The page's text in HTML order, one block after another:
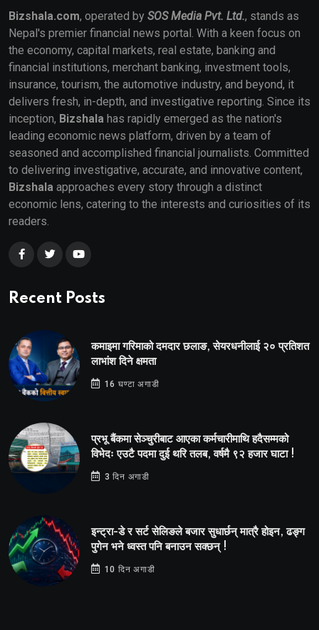
Bizshala.com, operated by SOS Media Pvt. Ltd., stands as
Nepal's premier financial news portal. With a keen focus on
the economy, capital markets, real estate, banking and
financial institutions, merchant banking, investment tools,
insurance, tourism, the automotive industry, and beyond, it
delivers fresh, in-depth, and investigative reporting. Since its
inception, Bizshala has rapidly emerged as the nation's
leading economic news platform, driven by a team of
seasoned and accomplished financial journalists. Committed
to delivering investigative, accurate, and innovative content,
Bizshala approaches every story through a distinct
economic lens, catering to the interests and curiosities of its
readers.
Recent Posts
कमाइमा गरिमाको दमदार छलाङ, सेयरधनीलाई २० प्रतिशत
लाभांश दिने क्षमता
16 घण्टा अगाडी
प्रभू बैंकमा सेञ्चुरीबाट आएका कर्मचारीमाथि हदैसम्मको
विभेदः एउटै पदमा दुई थरि तलब, वर्षमै ९२ हजार घाटा !
3 दिन अगाडी
इन्ट्रा-डे र सर्ट सेलिङले बजार सुधार्छन् मात्रै होइन, ढङ्ग
पुगेन भने ध्वस्त पनि बनाउन सक्छन् !
10 दिन अगाडी